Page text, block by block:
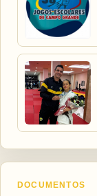
DOCUMENTOS